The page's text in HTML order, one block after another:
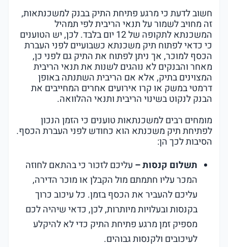
חשוב לדעת כי מרגע פתיחת התיק בבנק למשכנתאות,
זה מחויב לשמור על תנאי הריבית לפי תמהיל
המשכנתא לתקופה של 12 יום בלבד. לכן, יש הטוענים
כי כדאי לפתוח תיק משכנתא כשבועיים לפני העברת
הכסף למוכר, אך ניתן לפתוח את התיק גם לפני כן,
מאחר והבנקים לא נוהגים לשנות את תנאי הריבית
המצוינים בתיק, אלא אם הריבית השתנתה באופן
דרמטי במשק או קרו אירועים אחרים המחייבים את
הבנק לנקוט בשינוי הריבית ותנאי ההלוואה.
מומחים רבים למשכנתאות טוענים כי הזמן הנכון
לפתיחת תיק משכנתא הוא כחודש לפני העברת הכסף.
הסיבות לכך הן:
תשלום קנסות – עליכם לזכור כי בהתאם לחוזה
המכר עליו חתמתם מול הקבלן או מוכר הדירה,
עליכם להעביר את הכסף בזמן. כל עיכוב כרוך
בקנסות ובעלויות מיותרות, לכן, כדאי שיהיה לכם
מספיק זמן מרגע פתיחת התיק כדי לא להיקלע
לעיכובים ולקנסות גבוהים.